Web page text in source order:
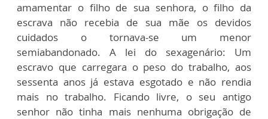
amamentar o filho de sua senhora, o filho da
escrava não recebia de sua mãe os devidos
cuidados o tornava-se um menor
semiabandonado. A lei do sexagenário: Um
escravo que carregara o peso do trabalho, aos
sessenta anos já estava esgotado e não rendia
mais no trabalho. Ficando livre, o seu antigo
senhor não tinha mais nenhuma obrigação de